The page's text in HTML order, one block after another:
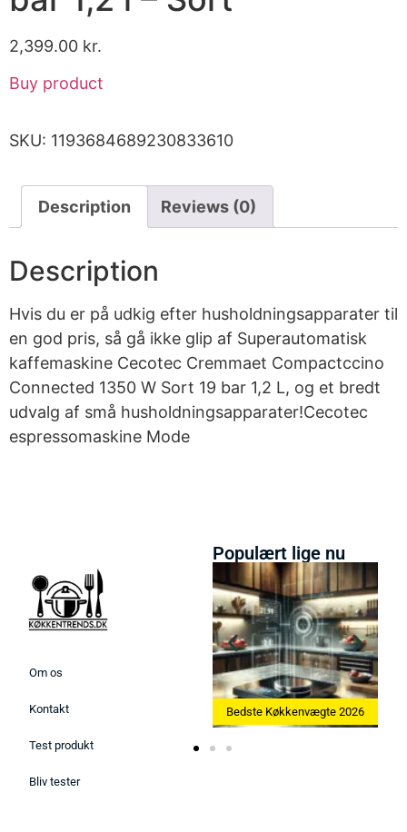
2,399.00 kr.
Buy product
SKU: 1193684689230833610
Description Reviews (0)
Description
Hvis du er på udkig efter husholdningsapparater til
en god pris, så gå ikke glip af Superautomatisk
kaffemaskine Cecotec Cremmaet Compactccino
Connected 1350 W Sort 19 bar 1,2 L, og et bredt
udvalg af små husholdningsapparater!Cecotec
espressomaskine Mode
Om os
Kontakt
Test produkt
Bliv tester
Populært lige nu
Bedste Ismaskine 2026 Bedste Køkkenvægte 2026